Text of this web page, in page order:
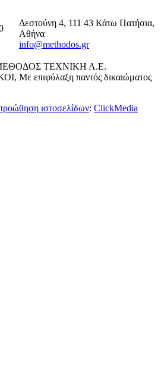
Δεστούνη 4, 111 43 Κάτω Πατήσια,
Αθήνα
info@methodos.gr
ΜΕΘΟΔΟΣ ΤΕΧΝΙΚΗ Α.Ε.
επιφύλαξη παντός δικαιώματος
ιστοσελίδων: ClickMedia